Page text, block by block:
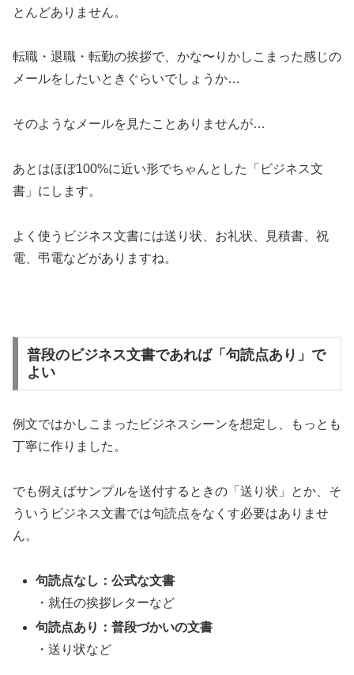
とんどありません。
転職・退職・転勤の挨拶で、かな〜りかしこまった感じの
メールをしたいときぐらいでしょうか…
そのようなメールを見たことありませんが…
あとはほぼ100%に近い形でちゃんとした「ビジネス文
書」にします。
よく使うビジネス文書には送り状、お礼状、見積書、祝
電、弔電などがありますね。
普段のビジネス文書であれば「句読点あり」で
よい
例文ではかしこまったビジネスシーンを想定し、もっとも
丁寧に作りました。
でも例えばサンプルを送付するときの「送り状」とか、そ
ういうビジネス文書では句読点をなくす必要はありませ
ん。
句読点なし：公式な文書
・就任の挨拶レターなど
句読点あり：普段づかいの文書
・送り状など